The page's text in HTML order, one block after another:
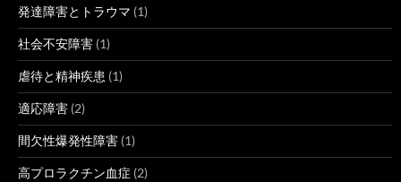
発達障害とトラウマ (1)
社会不安障害 (1)
虐待と精神疾患 (1)
適応障害 (2)
間欠性爆発性障害 (1)
高プロラクチン血症 (2)